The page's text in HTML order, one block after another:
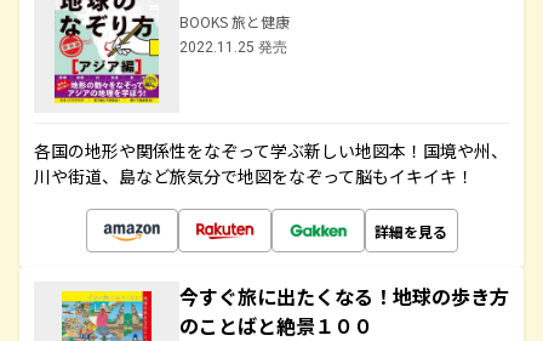
BOOKS 旅と健康
2022.11.25 発売
各国の地形や関係性をなぞって学ぶ新しい地図本！国境や州、
川や街道、島など旅気分で地図をなぞって脳もイキイキ！
詳細を見る
今すぐ旅に出たくなる！地球の歩き方
のことばと絶景１００